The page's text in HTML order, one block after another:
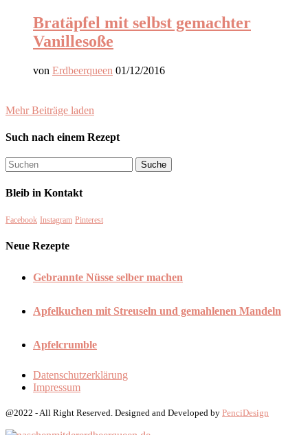
Bratäpfel mit selbst gemachter
Vanillesoße
von Erdbeerqueen 01/12/2016
Mehr Beiträge laden
Such nach einem Rezept
Bleib in Kontakt
Facebook Instagram Pinterest
Neue Rezepte
Gebrannte Nüsse selber machen
Apfelkuchen mit Streuseln und gemahlenen Mandeln
Apfelcrumble
Datenschutzerklärung
Impressum
@2022 - All Right Reserved. Designed and Developed by PenciDesign